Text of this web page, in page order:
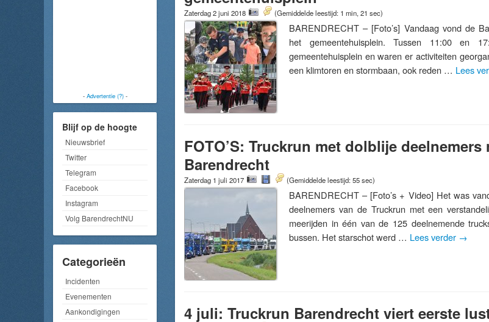
- Advertentie (?)-
Blijf op de hoogte
Nieuwsbrief
Twitter
Telegram
Facebook
Instagram
Volg BarendrechtNU
Categorieën
Incidenten
Evenementen
Aankondigingen
Zaterdag 2 juni 2018 (Gemiddelde leestijd: 1 min, 21 sec)
BARENDRECHT – [Foto’s] Vandaag vond de
het gemeentehuisplein. Tussen 11:00 en
gemeentehuisplein en waren er activiteiten
een klimtoren en stormbaan, ook reden … Lees
FOTO’S: Truckrun met dolblije
Barendrecht
Zaterdag 1 juli 2017 (Gemiddelde leestijd: 55 sec)
BARENDRECHT – [Foto’s + Video] Het was
deelnemers van de Truckrun met een
meerijden in één van de 125 deelnemende
bussen. Het starschot werd … Lees verder →
4 juli: Truckrun Barendrecht viert eerste